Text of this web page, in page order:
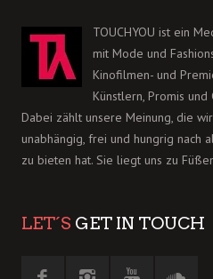
TOUCHYOU ist ein
mit Mode und
Kinofilmen- und
Künstlern, Promis und
Dabei zählt unsere Meinung, die
unabhängig, frei und hungrig nach
zu bieten hat. Sie liegt uns zu
LET´S GET IN TOUCH